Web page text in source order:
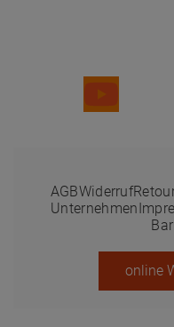
AGBWiderruf
Unternehmen
online